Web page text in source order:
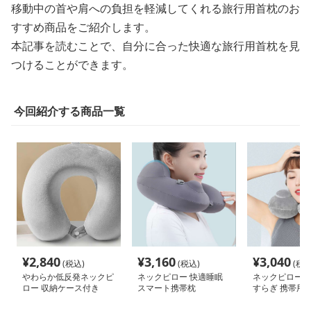
移動中の首や肩への負担を軽減してくれる旅行用首枕のお
すすめ商品をご紹介します。
本記事を読むことで、自分に合った快適な旅行用首枕を見
つけることができます。
今回紹介する商品一覧
¥2,840(税込)
やわらか低反発ネックピ
ロー 収納ケース付き
¥3,160(税込)
ネックピロー 快適睡眠
スマート携帯枕
¥3,040(税
ネックピロー
すらぎ 携帯用